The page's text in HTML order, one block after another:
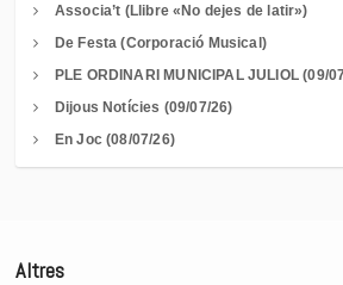
Associa’t (Llibre «No dejes de latir»)
De Festa (Corporació Musical)
PLE ORDINARI MUNICIPAL JULIOL (09/
Dijous Notícies (09/07/26)
En Joc (08/07/26)
Altres